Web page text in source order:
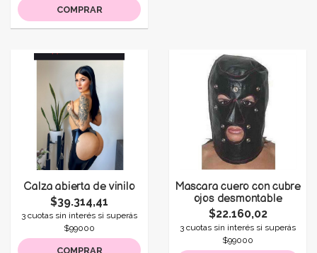
COMPRAR
Calza abierta de vinilo
$39.314,41
3 cuotas sin interés si superás
$99000
COMPRAR
Mascara cuero con cubre
ojos desmontable
$22.160,02
3 cuotas sin interés si superás
$99000